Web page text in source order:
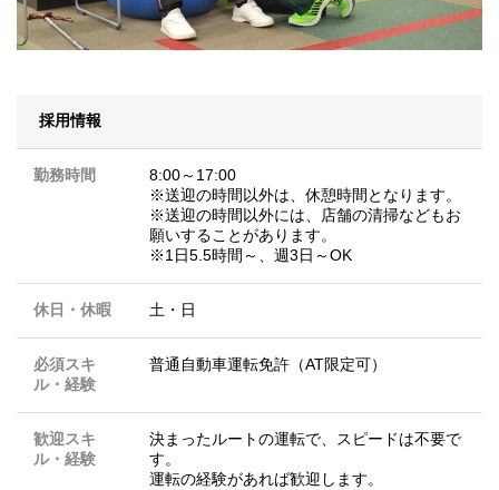
採用情報
勤務時間
8:00～17:00
※送迎の時間以外は、休憩時間となります。
※送迎の時間以外には、店舗の清掃などもお
願いすることがあります。
※1日5.5時間～、週3日～OK
休日・休暇 土・日
必須スキ
ル・経験
普通自動車運転免許（AT限定可）
歓迎スキ
ル・経験
決まったルートの運転で、スピードは不要で
す。
運転の経験があれば歓迎します。